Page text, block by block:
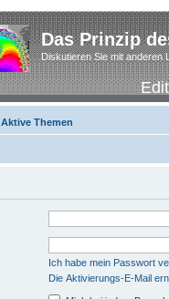
Das Prinzip
Diskutieren Sie mit anderen
Aktive Themen
Ich habe mein Passwort
Die Aktivierungs-E-Mail